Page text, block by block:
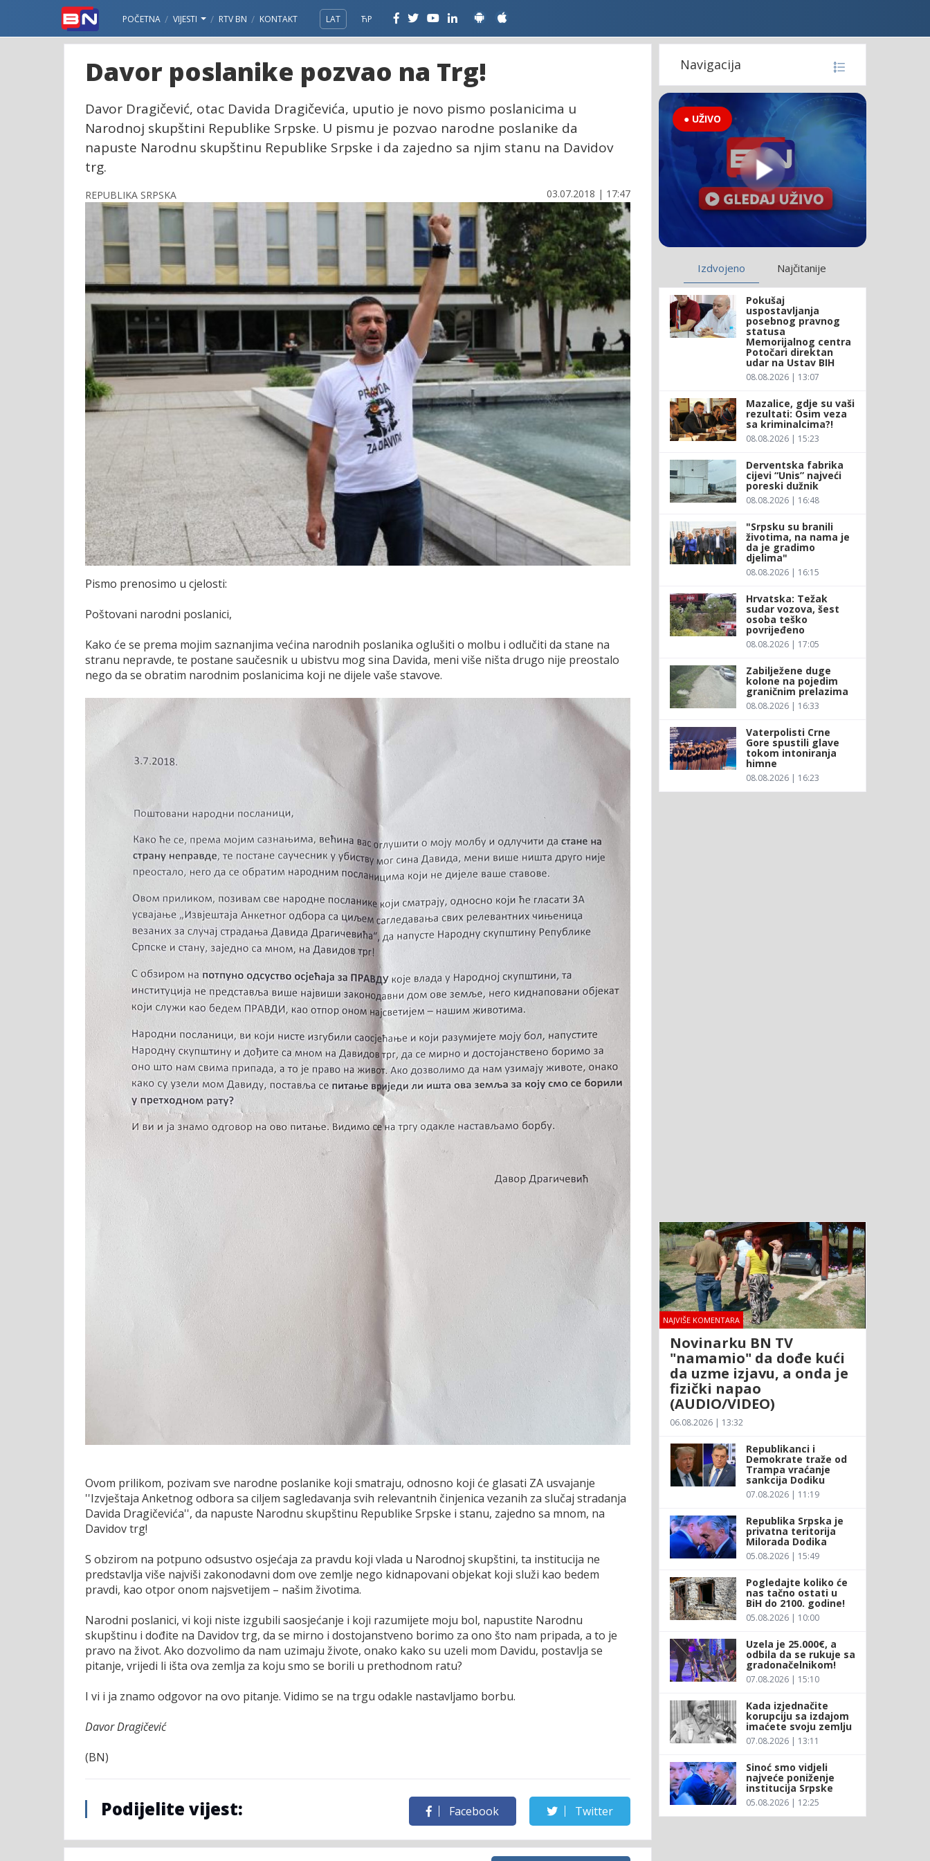
POČETNA VIJESTI RTV BN KONTAKT LAT ЋР
Davor poslanike pozvao na Trg!
Davor Dragičević, otac Davida Dragičevića, uputio je novo pismo poslanicima u
Narodnoj skupštini Republike Srpske. U pismu je pozvao narodne poslanike da
napuste Narodnu skupštinu Republike Srpske i da zajedno sa njim stanu na Davidov
trg.
REPUBLIKA SRPSKA 03.07.2018 | 17:47
Pismo prenosimo u cjelosti:
Poštovani narodni poslanici,
Kako će se prema mojim saznanjima većina narodnih poslanika oglušiti o molbu i odlučiti da stane na
stranu nepravde, te postane saučesnik u ubistvu mog sina Davida, meni više ništa drugo nije preostalo
nego da se obratim narodnim poslanicima koji ne dijele vaše stavove.
Ovom prilikom, pozivam sve narodne poslanike koji smatraju, odnosno koji će glasati ZA usvajanje
''Izvještaja Anketnog odbora sa ciljem sagledavanja svih relevantnih činjenica vezanih za slučaj stradanja
Davida Dragičevića'', da napuste Narodnu skupštinu Republike Srpske i stanu, zajedno sa mnom, na
Davidov trg!
S obzirom na potpuno odsustvo osjećaja za pravdu koji vlada u Narodnoj skupštini, ta institucija ne
predstavlja više najviši zakonodavni dom ove zemlje nego kidnapovani objekat koji služi kao bedem
pravdi, kao otpor onom najsvetijem – našim životima.
Narodni poslanici, vi koji niste izgubili saosjećanje i koji razumijete moju bol, napustite Narodnu
skupštinu i dođite na Davidov trg, da se mirno i dostojanstveno borimo za ono što nam pripada, a to je
pravo na život. Ako dozvolimo da nam uzimaju živote, onako kako su uzeli mom Davidu, postavlja se
pitanje, vrijedi li išta ova zemlja za koju smo se borili u prethodnom ratu?
I vi i ja znamo odgovor na ovo pitanje. Vidimo se na trgu odakle nastavljamo borbu.
Davor Dragičević
(BN)
Podijelite vijest: Facebook Twitter
Navigacija
● UŽIVO
Izdvojeno Najčitanije
Pokušaj
uspostavljanja
posebnog pravnog
statusa
Memorijalnog centra
Potočari direktan
udar na Ustav BIH
08.08.2026 | 13:07
Mazalice, gdje su vaši
rezultati: Osim veza
sa kriminalcima?!
08.08.2026 | 15:23
Derventska fabrika
cijevi “Unis” najveći
poreski dužnik
08.08.2026 | 16:48
"Srpsku su branili
životima, na nama je
da je gradimo
djelima"
08.08.2026 | 16:15
Hrvatska: Težak
sudar vozova, šest
osoba teško
povrijeđeno
08.08.2026 | 17:05
Zabilježene duge
kolone na pojedim
graničnim prelazima
08.08.2026 | 16:33
Vaterpolisti Crne
Gore spustili glave
tokom intoniranja
himne
08.08.2026 | 16:23
NAJVIŠE KOMENTARA
Novinarku BN TV
"namamio" da dođe kući
da uzme izjavu, a onda je
fizički napao
(AUDIO/VIDEO)
06.08.2026 | 13:32
Republikanci i
Demokrate traže od
Trampa vraćanje
sankcija Dodiku
07.08.2026 | 11:19
Republika Srpska je
privatna teritorija
Milorada Dodika
05.08.2026 | 15:49
Pogledajte koliko će
nas tačno ostati u
BiH do 2100. godine!
05.08.2026 | 10:00
Uzela je 25.000€, a
odbila da se rukuje sa
gradonačelnikom!
07.08.2026 | 15:10
Kada izjednačite
korupciju sa izdajom
imaćete svoju zemlju
07.08.2026 | 13:11
Sinoć smo vidjeli
najveće poniženje
institucija Srpske
05.08.2026 | 12:25